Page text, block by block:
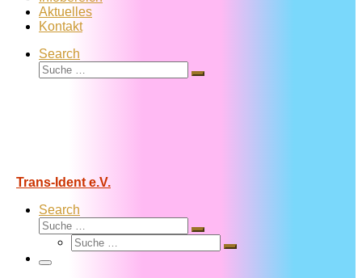
Aktuelles
Kontakt
Search
Suche
Suche
Trans-Ident e.V.
Search
Suche
Suche
Suche
Suche
Menü